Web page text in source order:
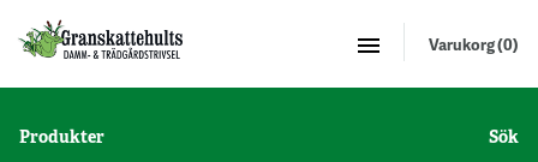
Varukorg (0)
Produkter Sök